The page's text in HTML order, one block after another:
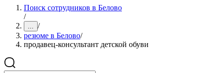
Поиск сотрудников в Белово
/
... /
резюме в Белово/
продавец-консультант детской обуви